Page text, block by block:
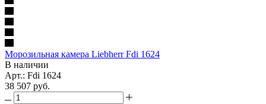
Морозильная камера Liebherr Fdi 1624
В наличии
Арт.: Fdi 1624
38 507 руб.